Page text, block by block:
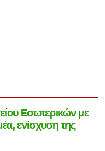
Εσωτερικών με
ενίσχυση της